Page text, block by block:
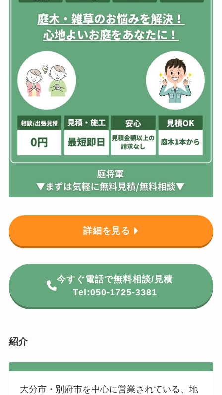
詳細を見る
今すぐ電話で無料相談/見積
Tel:050-1725-3381
紹介
大分市・別府市を中心に営業されている、地